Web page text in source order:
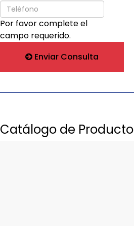
Por favor complete el
campo requerido.
Enviar Consulta
Catálogo de Producto